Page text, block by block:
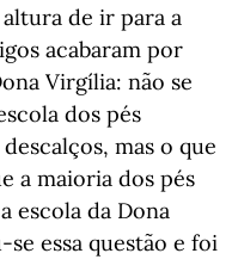
de ir para a
acabaram por
Virgília: não se
dos pés
mas o que
a maioria dos pés
escola da Dona
essa questão e foi